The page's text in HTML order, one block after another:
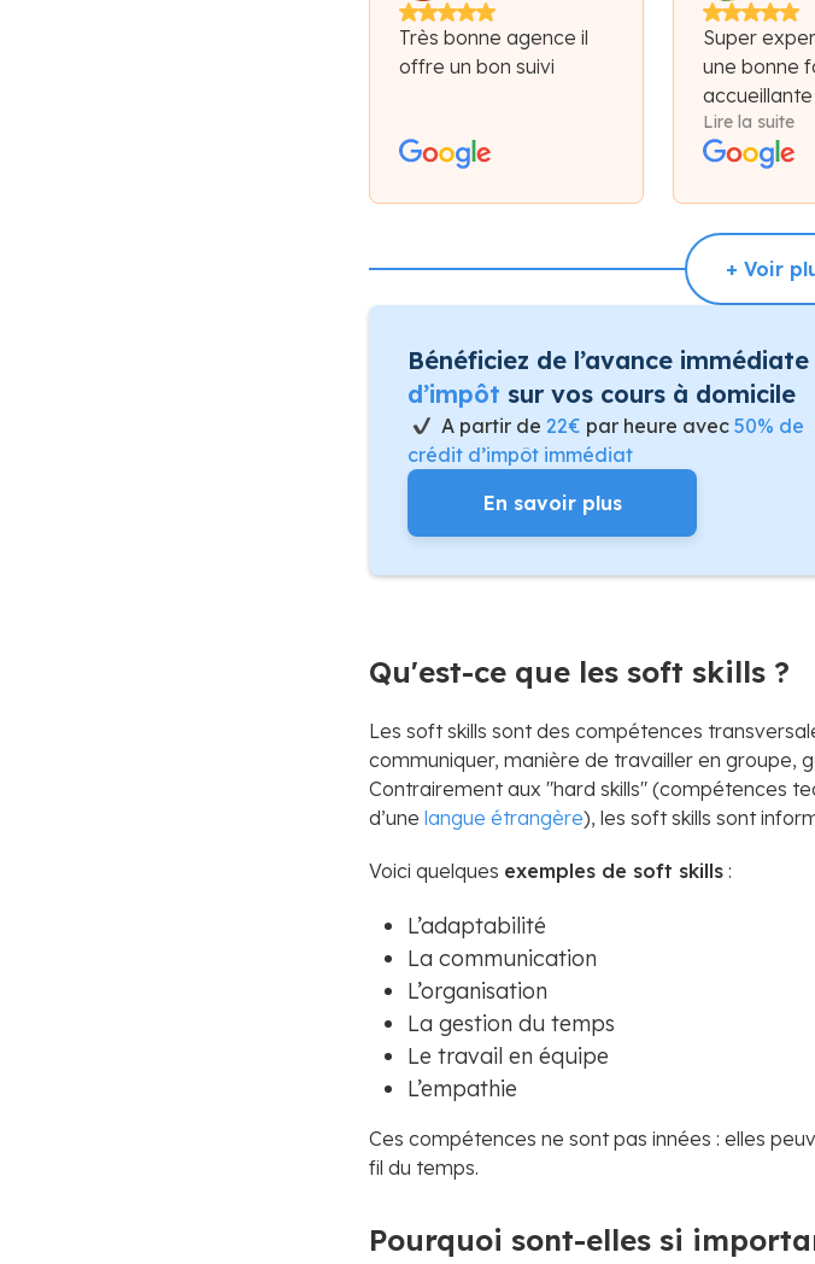
Très bonne agence il
offre un bon suivi
Super
une bonne
très motiver !
Lire la suite
+ Voir
Bénéficiez de l’avance
d’impôt sur vos cours à domicile
A partir de 22€ par heure avec 50% de
crédit d’impôt immédiat
En savoir plus
Qu'est-ce que les soft skills ?
Les soft skills sont des compétences
communiquer, manière de travailler en groupe,
Contrairement aux "hard skills" (compétences
d’une langue étrangère), les soft skills sont
Voici quelques exemples de soft skills :
L’adaptabilité
La communication
L’organisation
La gestion du temps
Le travail en équipe
L’empathie
Ces compétences ne sont pas innées : elles
fil du temps.
Pourquoi sont-elles si